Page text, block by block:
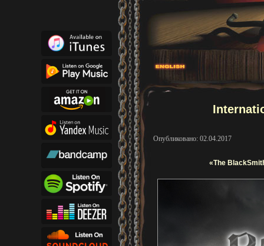
Опубликовано: 02.04.2017
«The